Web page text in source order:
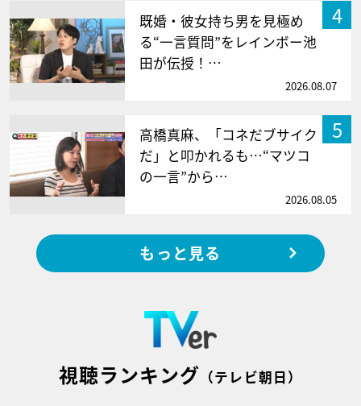
4
既婚・彼女持ち男を見極め
る“一言質問”をレインボー池
田が伝授！…
2026.08.07
5
高橋真麻、「コネだブサイク
だ」と叩かれるも…“マツコ
の一言”から…
2026.08.05
もっと見る
視聴ランキング （テレビ朝日）